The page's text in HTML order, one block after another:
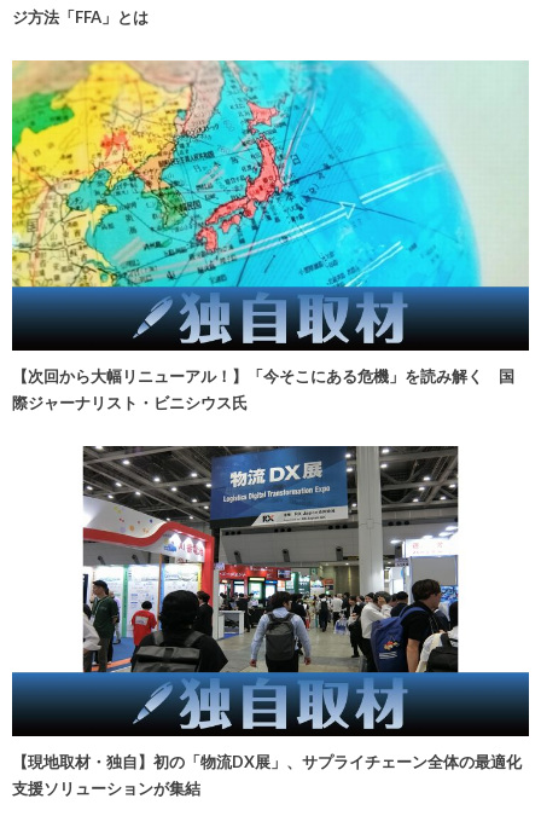
ジ方法「FFA」とは
【次回から大幅リニューアル！】「今そこにある危機」を読み解く 国
際ジャーナリスト・ビニシウス氏
【現地取材・独自】初の「物流DX展」、サプライチェーン全体の最適化
支援ソリューションが集結